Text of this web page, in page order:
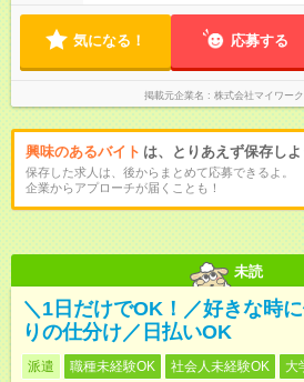
気になる！ 応募する
掲載元企業名 株式会社マイワーク
興味のあるバイト は、とりあえず保存しよ
保存した求人は、後からまとめて応募できるよ。
企業からアプローチが届くことも！
未読
＼1日だけでOK！／好きな時
りの仕分け／日払いOK
派遣 職種未経験OK 社会人未経験OK 大